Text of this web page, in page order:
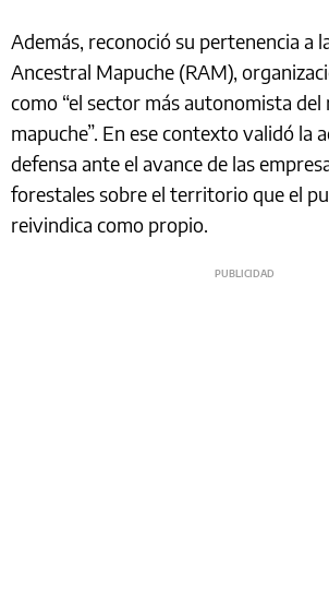
Además, reconoció su pertenencia a
Ancestral Mapuche (RAM),
como “el sector más autonomista
mapuche”. En ese contexto validó la
defensa ante el avance de las
forestales sobre el territorio que el
reivindica como propio.